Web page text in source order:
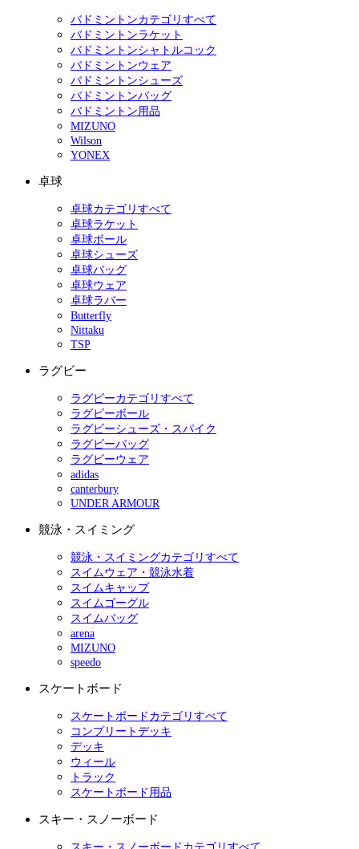
バドミントンカテゴリすべて
バドミントンラケット
バドミントンシャトルコック
バドミントンウェア
バドミントンシューズ
バドミントンバッグ
バドミントン用品
MIZUNO
Wilson
YONEX
卓球
卓球カテゴリすべて
卓球ラケット
卓球ボール
卓球シューズ
卓球バッグ
卓球ウェア
卓球ラバー
Butterfly
Nittaku
TSP
ラグビー
ラグビーカテゴリすべて
ラグビーボール
ラグビーシューズ・スパイク
ラグビーバッグ
ラグビーウェア
adidas
canterbury
UNDER ARMOUR
競泳・スイミング
競泳・スイミングカテゴリすべて
スイムウェア・競泳水着
スイムキャップ
スイムゴーグル
スイムバッグ
arena
MIZUNO
speedo
スケートボード
スケートボードカテゴリすべて
コンプリートデッキ
デッキ
ウィール
トラック
スケートボード用品
スキー・スノーボード